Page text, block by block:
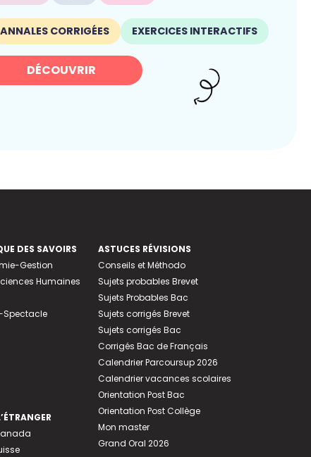
ANNALES CORRIGÉES EXERCICES INTERACTIFS
DÉCOUVRIR
DES SAVOIRS
Gestion
Humaines
Spectacle
ASTUCES RÉVISIONS
Conseils et Méthodo
Sujets probables Brevet
Sujets Probables Bac
Sujets corrigés Brevet
Sujets corrigés Bac
Corrigés Bac de Français
Calendrier Parcoursup 2026
Calendrier vacances scolaires
Orientation Post Bac
Orientation Post Collège
Mon master
Grand Oral 2026